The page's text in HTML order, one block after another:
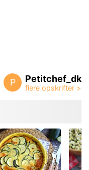
P Petitchef_dk